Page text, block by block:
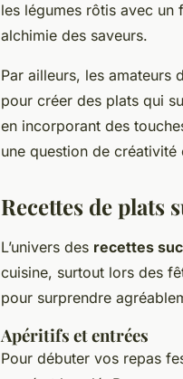
les légumes rôtis avec un
alchimie des saveurs.
Par ailleurs, les amateurs
pour créer des plats qui
en incorporant des
une question de créativité
Recettes de plats
L’univers des recettes
cuisine, surtout lors des
pour surprendre
Apéritifs et entrées
Pour débuter vos repas